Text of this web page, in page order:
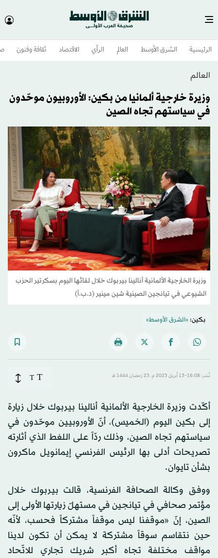
الرئيسية الشرق الأوسط​ العالم الرأي الاقتصاد ثقافة وفنون
العالم
وزيرة خارجية ألمانيا من بكين: الأوروبيون موحّدون
في سياستهم تجاه الصين
وزيرة الخارجية الألمانية أنالينا بيربوك خلال لقائها اليوم بسكرتير الحزب
الشيوعي في تيانجين الصينية شين مينير (د.ب.أ)
بكين:«الشرق الأوسط»
نُشر: 16:08-13 أبريل 2023 م ـ 23 رَمضان 1444 هـ T
T
أكّدت وزيرة الخارجية الألمانية أنالينا بيربوك خلال زيارة
إلى بكين اليوم (الخميس)، أنّ الأوروبيين موحّدون في
سياستهم تجاه الصين، وذلك ردّاً على اللغط الذي أثارته
تصريحات أدلى بها الرئيس الفرنسي إيمانويل ماكرون
بشأن تايوان.
ووفق وكالة الصحافة الفرنسية، قالت بيربوك خلال
مؤتمر صحافي في تيانجين في مستهلّ زيارتها الأولى إلى
الصين، إنّ «موقفنا ليس موقفاً مشتركاً فحسب، لأنّه
حين نتقاسم سوقاً مشتركة لا يمكن أن تكون لدينا
مواقف مختلفة تجاه أكبر شريك تجاري للاتّحاد